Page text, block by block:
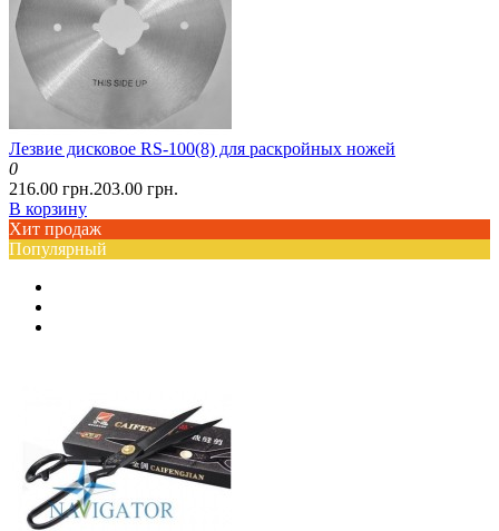
Лезвие дисковое RS-100(8) для раскройных ножей
0
216.00 грн.203.00 грн.
В корзину
Хит продаж
Популярный